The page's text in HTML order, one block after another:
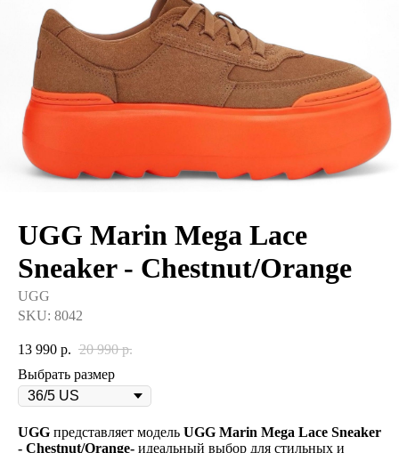
UGG Marin Mega Lace
Sneaker - Chestnut/Orange
UGG
SKU: 8042
13 990 р. 20 990 р.
Выбрать размер
UGG представляет модель UGG Marin Mega Lace Sneaker
- Chestnut/Orange- идеальный выбор для стильных и